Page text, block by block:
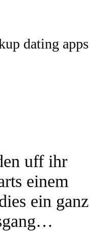
dating apps
uff ihr
einem
ein ganz